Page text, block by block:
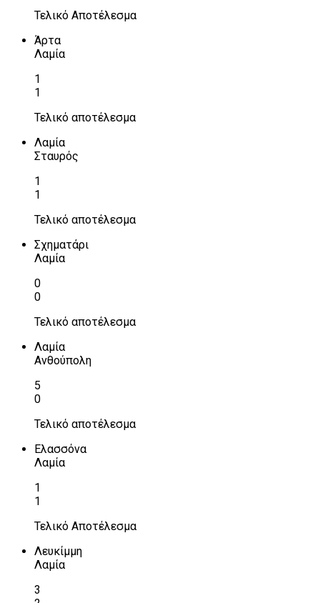
Τελικό Αποτέλεσμα
Άρτα
Λαμία
1
1
Τελικό αποτέλεσμα
Λαμία
Σταυρός
1
1
Τελικό αποτέλεσμα
Σχηματάρι
Λαμία
0
0
Τελικό αποτέλεσμα
Λαμία
Ανθούπολη
5
0
Τελικό αποτέλεσμα
Ελασσόνα
Λαμία
1
1
Τελικό Αποτέλεσμα
Λευκίμμη
Λαμία
3